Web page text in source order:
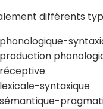
différents
syntaxique